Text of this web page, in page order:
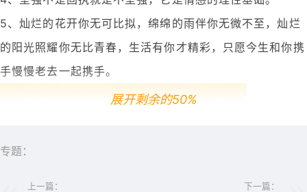
5、灿烂的花开你无可比拟，绵绵的雨伴你无微不至，灿烂
的阳光照耀你无比青春，生活有你才精彩，只愿今生和你携
手慢慢老去一起携手。
展开剩余的50%
专题：
上一篇： 下一篇：